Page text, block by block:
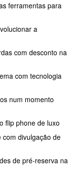
ferramentas para
a
com desconto na
com tecnologia
num momento
flip phone de luxo
divulgação de
de pré-reserva na